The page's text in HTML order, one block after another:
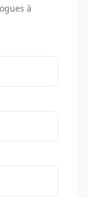
à